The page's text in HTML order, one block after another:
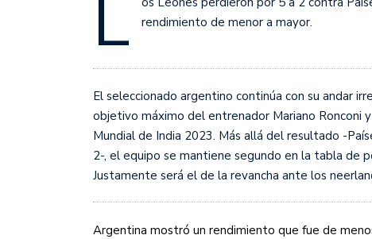
Las Panteras debutaron
L
rendimiento de menor a mayor.
El seleccionado argentino continúa con su andar
objetivo máximo del entrenador Mariano Ronconi
Mundial de India 2023. Más allá del resultado -
2-, el equipo se mantiene segundo en la tabla de
Justamente será el de la revancha ante los
Argentina mostró un rendimiento que fue de